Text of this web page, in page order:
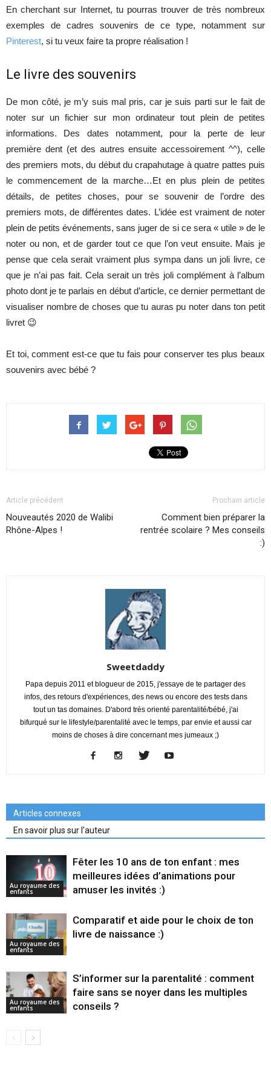
En cherchant sur Internet, tu pourras trouver de très nombreux
exemples de cadres souvenirs de ce type, notamment sur
Pinterest, si tu veux faire ta propre réalisation !
Le livre des souvenirs
De mon côté, je m’y suis mal pris, car je suis parti sur le fait de
noter sur un fichier sur mon ordinateur tout plein de petites
informations. Des dates notamment, pour la perte de leur
première dent (et des autres ensuite accessoirement ^^), celle
des premiers mots, du début du crapahutage à quatre pattes puis
le commencement de la marche…Et en plus plein de petites
détails, de petites choses, pour se souvenir de l’ordre des
premiers mots, de différentes dates. L’idée est vraiment de noter
plein de petits événements, sans juger de si ce sera « utile » de le
noter ou non, et de garder tout ce que l’on veut ensuite. Mais je
pense que cela serait vraiment plus sympa dans un joli livre, ce
que je n’ai pas fait. Cela serait un très joli complément à l’album
photo dont je te parlais en début d’article, ce dernier permettant de
visualiser nombre de choses que tu auras pu noter dans ton petit
livret 😉
Et toi, comment est-ce que tu fais pour conserver tes plus beaux
souvenirs avec bébé ?
Article précédent
Nouveautés 2020 de Walibi
Rhône-Alpes !
Prochain article
Comment bien préparer la
rentrée scolaire ? Mes conseils
:)
Sweetdaddy
Papa depuis 2011 et blogueur de 2015, j'essaye de te partager des
infos, des retours d'expériences, des news ou encore des tests dans
tout un tas domaines. D'abord très orienté parentalité/bébé, j'ai
bifurqué sur le lifestyle/parentalité avec le temps, par envie et aussi car
moins de choses à dire concernant mes jumeaux ;)
Articles connexes
En savoir plus sur l'auteur
Au royaume des
enfants
Fêter les 10 ans de ton enfant : mes
meilleures idées d’animations pour
amuser les invités :)
Au royaume des
enfants
Comparatif et aide pour le choix de ton
livre de naissance :)
Au royaume des
enfants
S’informer sur la parentalité : comment
faire sans se noyer dans les multiples
conseils ?